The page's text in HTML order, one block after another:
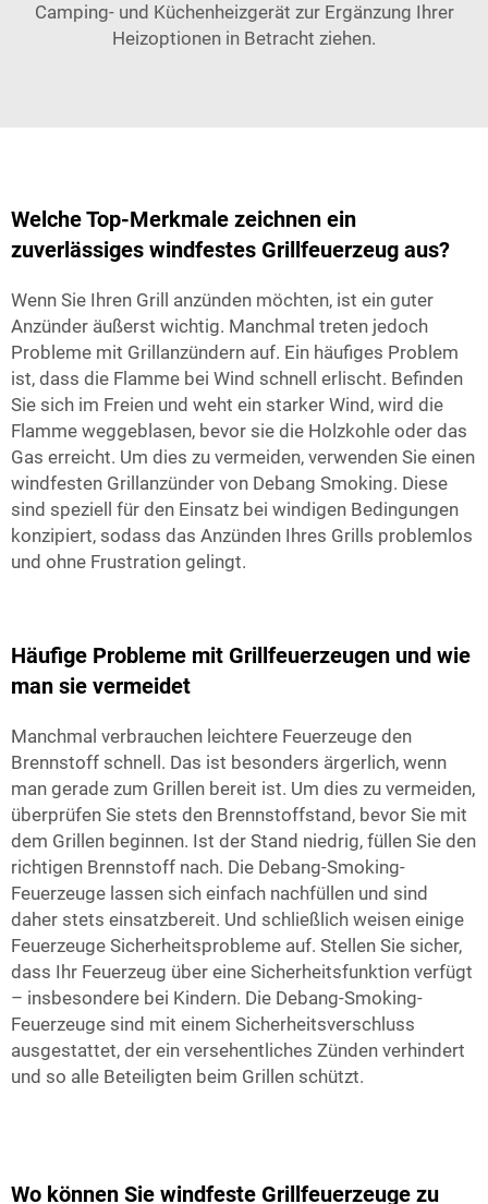
Camping- und Küchenheizgerät zur Ergänzung Ihrer
Heizoptionen in Betracht ziehen.
Welche Top-Merkmale zeichnen ein
zuverlässiges windfestes Grillfeuerzeug aus?
Wenn Sie Ihren Grill anzünden möchten, ist ein guter
Anzünder äußerst wichtig. Manchmal treten jedoch
Probleme mit Grillanzündern auf. Ein häufiges Problem
ist, dass die Flamme bei Wind schnell erlischt. Befinden
Sie sich im Freien und weht ein starker Wind, wird die
Flamme weggeblasen, bevor sie die Holzkohle oder das
Gas erreicht. Um dies zu vermeiden, verwenden Sie einen
windfesten Grillanzünder von Debang Smoking. Diese
sind speziell für den Einsatz bei windigen Bedingungen
konzipiert, sodass das Anzünden Ihres Grills problemlos
und ohne Frustration gelingt.
Häufige Probleme mit Grillfeuerzeugen und wie
man sie vermeidet
Manchmal verbrauchen leichtere Feuerzeuge den
Brennstoff schnell. Das ist besonders ärgerlich, wenn
man gerade zum Grillen bereit ist. Um dies zu vermeiden,
überprüfen Sie stets den Brennstoffstand, bevor Sie mit
dem Grillen beginnen. Ist der Stand niedrig, füllen Sie den
richtigen Brennstoff nach. Die Debang-Smoking-
Feuerzeuge lassen sich einfach nachfüllen und sind
daher stets einsatzbereit. Und schließlich weisen einige
Feuerzeuge Sicherheitsprobleme auf. Stellen Sie sicher,
dass Ihr Feuerzeug über eine Sicherheitsfunktion verfügt
– insbesondere bei Kindern. Die Debang-Smoking-
Feuerzeuge sind mit einem Sicherheitsverschluss
ausgestattet, der ein versehentliches Zünden verhindert
und so alle Beteiligten beim Grillen schützt.
Wo können Sie windfeste Grillfeuerzeuge zu